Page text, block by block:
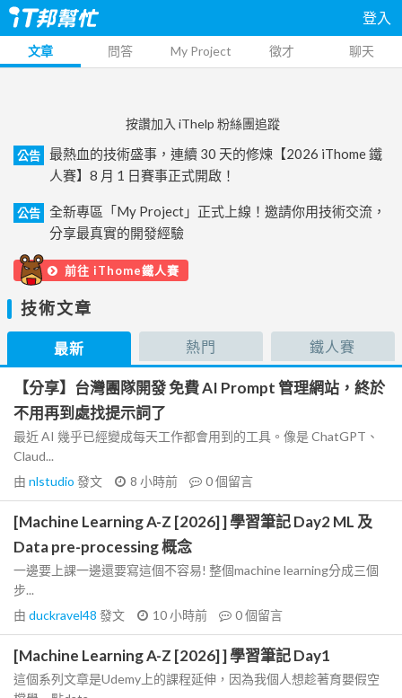
登入
文章 問答 My Project 徵才 聊天
按讚加入 iThelp 粉絲團追蹤
公告
最熱血的技術盛事，連續 30 天的修煉【2026 iThome 鐵
人賽】8 月 1 日賽事正式開啟！
公告
全新專區「My Project」正式上線！邀請你用技術交流，
分享最真實的開發經驗
前往 iThome鐵人賽
技術文章
最新 熱門 鐵人賽
【分享】台灣團隊開發 免費 AI Prompt 管理網站，終於
不用再到處找提示詞了
最近 AI 幾乎已經變成每天工作都會用到的工具。像是 ChatGPT、
Claud...
由 nlstudio 發文 8 小時前 0個留言
[Machine Learning A-Z [2026] ] 學習筆記 Day2 ML 及
Data pre-processing 概念
一邊要上課一邊還要寫這個不容易! 整個machine learning分成三個
步...
由 duckravel48 發文 10 小時前 0個留言
[Machine Learning A-Z [2026] ] 學習筆記 Day1
這個系列文章是Udemy上的課程延伸，因為我個人想趁著育嬰假空